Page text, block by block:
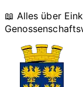
📖 Alles über